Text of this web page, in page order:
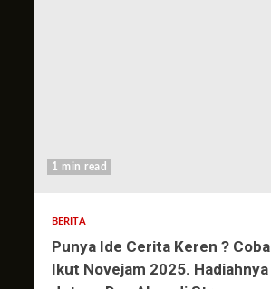
1 min read
BERITA
Punya Ide Cerita Keren ? Coba
Ikut Novejam 2025. Hadiahnya